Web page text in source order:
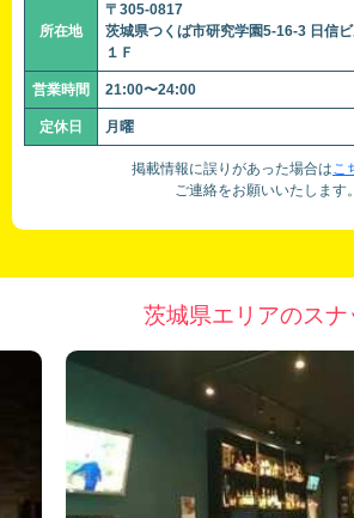
所在地
〒305-0817
茨城県つくば市研究学園5-16-3 日信
１Ｆ
営業時間 21:00〜24:00
定休日 月曜
掲載情報に誤りがあった場合はこ
ご連絡をお願いいたします。
茨城県エリアのスナ